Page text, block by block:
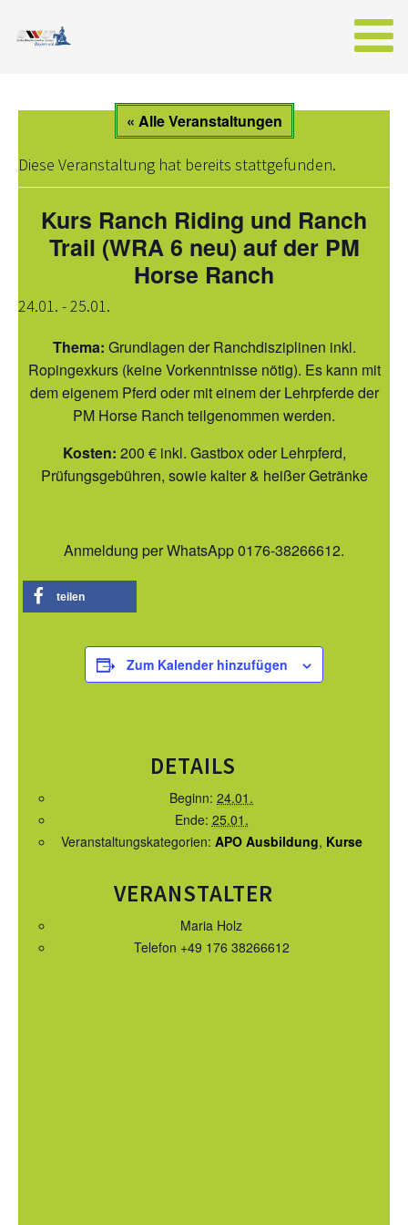
NEWS AUS BAYERN
EWU
VORSTAND BAYERN
SPONSOREN DER EWU-BAYERN
WESTERNREITEN
MITGLIED WERDEN
SATZUNG/RECHTSORDNUNG DER EWU
TURNIERSPORT
TRAINER
TURNIERFACHLEUTE
BREITENSPORT TERMINE
KURS TERMINE
WEITERE TERMINE
AUSBILDUNG
« Alle Veranstaltungen
Diese Veranstaltung hat bereits stattgefunden.
Kurs Ranch Riding und Ranch
Trail (WRA 6 neu) auf der PM
Horse Ranch
24.01. -25.01.
Thema: Grundlagen der Ranchdisziplinen inkl.
Ropingexkurs (keine Vorkenntnisse nötig). Es kann mit
dem eigenem Pferd oder mit einem der Lehrpferde der
PM Horse Ranch teilgenommen werden.
Kosten: 200 € inkl. Gastbox oder Lehrpferd,
Prüfungsgebühren, sowie kalter & heißer Getränke
Anmeldung per WhatsApp 0176-38266612.
teilen
Zum Kalender hinzufügen
DETAILS
Beginn: 24.01.
Ende: 25.01.
Veranstaltungskategorien: APO Ausbildung, Kurse
VERANSTALTER
Maria Holz
Telefon +49 176 38266612